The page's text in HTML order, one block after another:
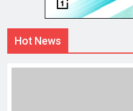
Hot News